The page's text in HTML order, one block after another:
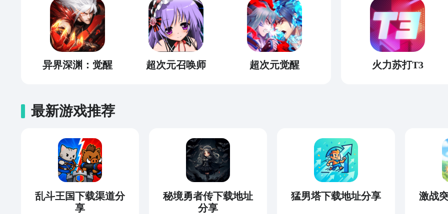
异界深渊：觉醒 超次元召唤师 超次元觉醒 火力苏打T3
最新游戏推荐
乱斗王国下载渠道分
享
秘境勇者传下载地址
分享
猛男塔下载地址分享 激战